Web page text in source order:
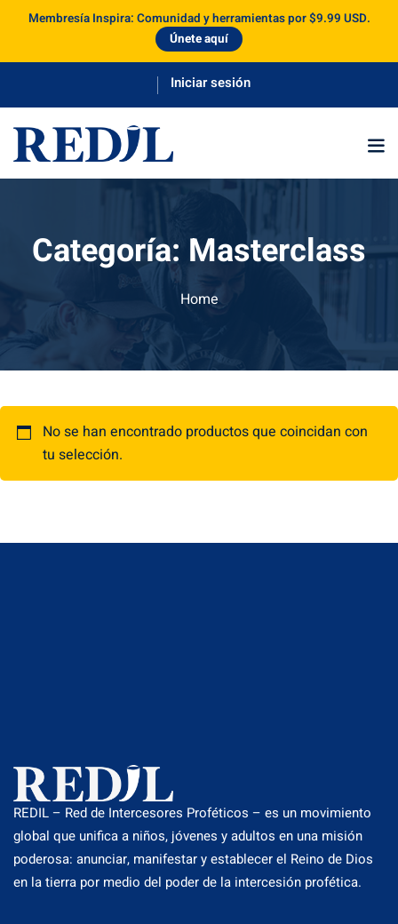
Membresía Inspira: Comunidad y herramientas por $9.99 USD.
Únete aquí
Categoría: Masterclass
Home
No se han encontrado productos que coincidan con
tu selección.
REDIL – Red de Intercesores Proféticos – es un movimiento
global que unifica a niños, jóvenes y adultos en una misión
poderosa: anunciar, manifestar y establecer el Reino de Dios
en la tierra por medio del poder de la intercesión profética.
Inscribirse
Already have an account?Iniciar sesión